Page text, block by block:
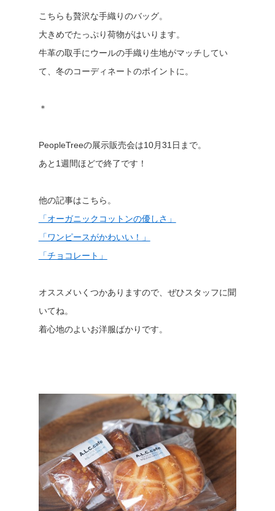
こちらも贅沢な手織りのバッグ。
大きめでたっぷり荷物がはいります。
牛革の取手にウールの手織り生地がマッチしてい
て、冬のコーディネートのポイントに。
＊
PeopleTreeの展示販売会は10月31日まで。
あと1週間ほどで終了です！
他の記事はこちら。
「オーガニックコットンの優しさ」
「ワンピースがかわいい！」
「チョコレート」
オススメいくつかありますので、ぜひスタッフに聞
いてね。
着心地のよいお洋服ばかりです。